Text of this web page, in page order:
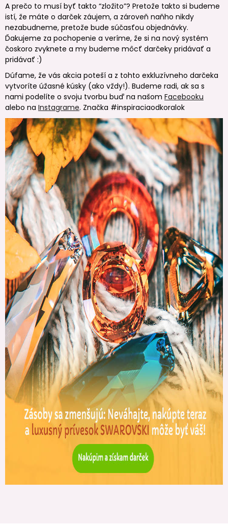
A prečo to musí byť takto “zložito”? Pretože takto si budeme
istí, že máte o darček záujem, a zároveň naňho nikdy
nezabudneme, pretože bude súčasťou objednávky.
Ďakujeme za pochopenie a veríme, že si na nový systém
čoskoro zvyknete a my budeme môcť darčeky pridávať a
pridávať :)
Dúfame, že vás akcia poteší a z tohto exkluzívneho darčeka
vytvoríte úžasné kúsky (ako vždy!). Budeme radi, ak sa s
nami podelíte o svoju tvorbu buď na našom Facebooku
alebo na Instagrame. Značka #inspiraciaodkoralok